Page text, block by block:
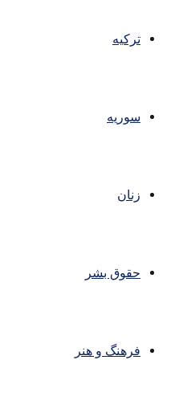
ترکیه
سوریه
زنان
حقوق بشر
فرهنگ و هنر